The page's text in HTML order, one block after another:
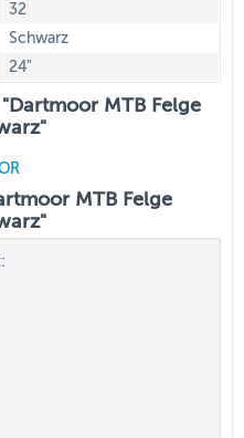
32
Schwarz
24"
MTB Felge
MTB Felge